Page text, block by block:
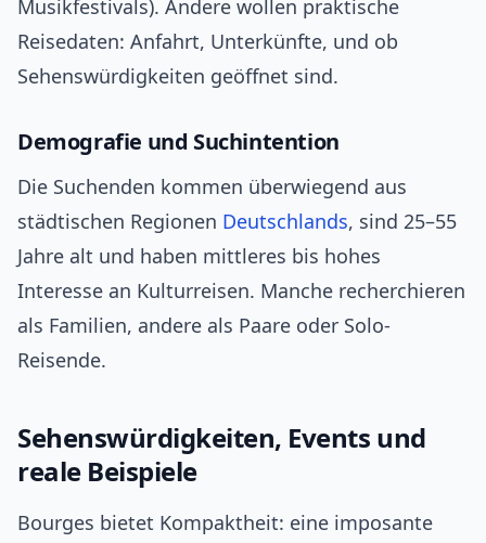
Musikfestivals). Andere wollen praktische
Reisedaten: Anfahrt, Unterkünfte, und ob
Sehenswürdigkeiten geöffnet sind.
Demografie und Suchintention
Die Suchenden kommen überwiegend aus
städtischen Regionen Deutschlands, sind 25–55
Jahre alt und haben mittleres bis hohes
Interesse an Kulturreisen. Manche recherchieren
als Familien, andere als Paare oder Solo-
Reisende.
Sehenswürdigkeiten, Events und
reale Beispiele
Bourges bietet Kompaktheit: eine imposante